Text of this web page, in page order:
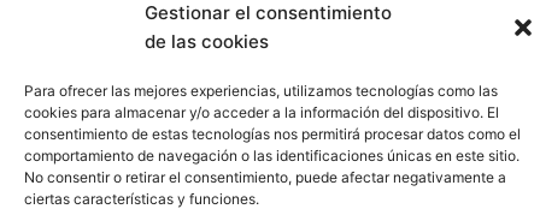
Gestionar el consentimiento
de las cookies
Para ofrecer las mejores experiencias, utilizamos tecnologías como las
cookies para almacenar y/o acceder a la información del dispositivo. El
consentimiento de estas tecnologías nos permitirá procesar datos como el
comportamiento de navegación o las identificaciones únicas en este sitio.
No consentir o retirar el consentimiento, puede afectar negativamente a
ciertas características y funciones.